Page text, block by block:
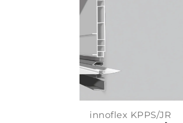
innoflex KPPS/JR